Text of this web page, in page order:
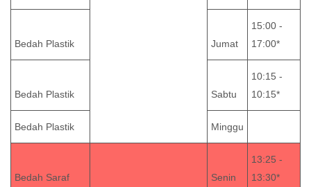
Bedah Plastik Jumat
15:00 -
17:00*
Bedah Plastik Sabtu
10:15 -
10:15*
Bedah Plastik Minggu
Bedah Saraf Senin
13:25 -
13:30*